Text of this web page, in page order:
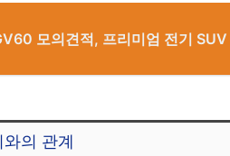
모의견적, 프리미엄 전기 SUV
의 관계